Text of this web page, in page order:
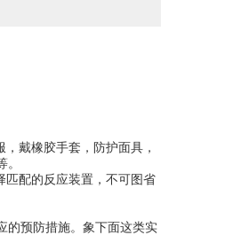
戴橡胶手套，防护面具，
匹配的反应装置，不可图省
的预防措施。象下面这类实